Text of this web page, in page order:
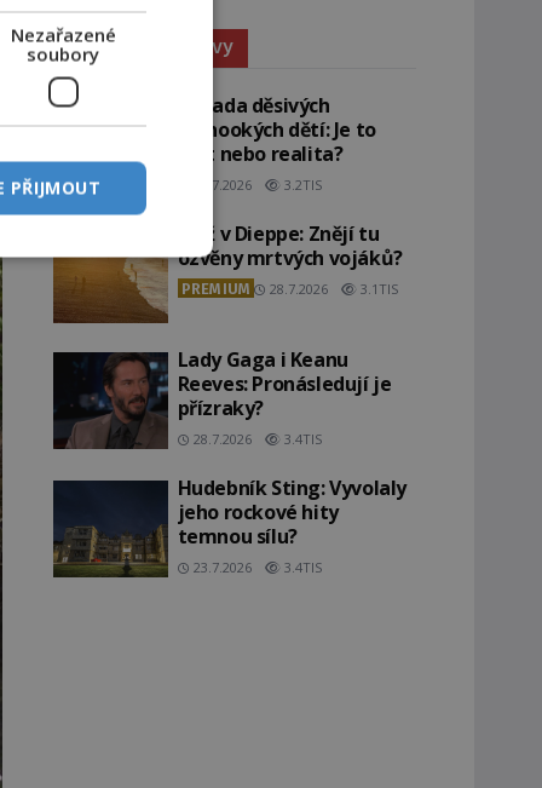
Paranormální jevy
Záhada děsivých
černookých dětí: Je to
žert nebo realita?
29.7.2026 3.2TIS
Pláž v Dieppe: Znějí tu
ozvěny mrtvých vojáků?
PREMIUM 28.7.2026 3.1TIS
Lady Gaga i Keanu
Reeves: Pronásledují je
přízraky?
28.7.2026 3.4TIS
Hudebník Sting: Vyvolaly
jeho rockové hity
temnou sílu?
23.7.2026 3.4TIS
Nezařazené
soubory
PŘIJMOUT